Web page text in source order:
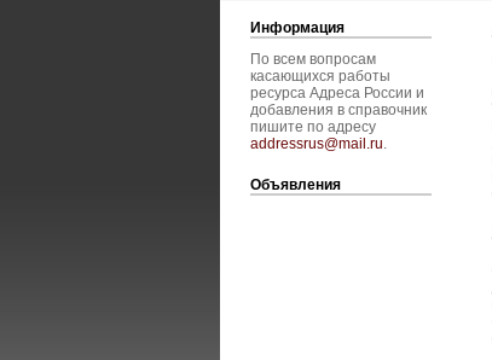
Информация
По всем вопросам
касающихся работы
ресурса Адреса России и
добавления в справочник
пишите по адресу
addressrus@mail.ru.
Объявления